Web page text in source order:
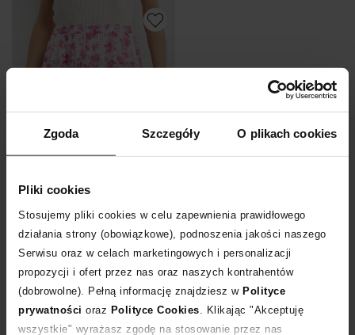
Zgoda Szczegóły O plikach cookies
Pliki cookies
Stosujemy pliki cookies w celu zapewnienia prawidłowego
działania strony (obowiązkowe), podnoszenia jakości naszego
Serwisu oraz w celach marketingowych i personalizacji
propozycji i ofert przez nas oraz naszych kontrahentów
(dobrowolne). Pełną informację znajdziesz w Polityce
prywatności oraz Polityce Cookies . Klikając "Akceptuję
wszystkie" wyrażasz zgodę na stosowanie przez nas
-50%
CHIO
Spódnica mini z kwiatowym nadrukiem
1 194zł
Najniższa cena:2 389zł
Cena regularna: 2 389zł